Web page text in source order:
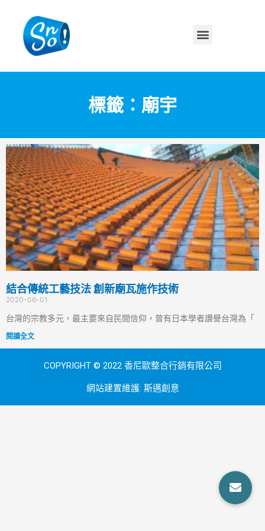
標籤：廟宇
結合傳統工藝技法 創新廟瓦施作技術
2020-06-01
台灣的宗教多元，最主要來自民間信仰，曾有日本學者讚譽台灣為「
閱讀全文
COPYRIGHT © 2022 香尼歐整合行銷有限公司
網站建置維護: 斯邁創意